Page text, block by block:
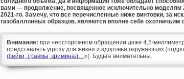
вами — продолжение, посвященное исключительно моделям
2021-го. Замечу, что все перечисленные ниже винтовки, за
газобаллонных образцов, являются вполне себе охотничьим
Внимание: при неосторожном обращении даже 4,5-
представлять угрозу для жизни и здоровья окружающих
фейки, травмы, криминал…«). Будьте внимательны.